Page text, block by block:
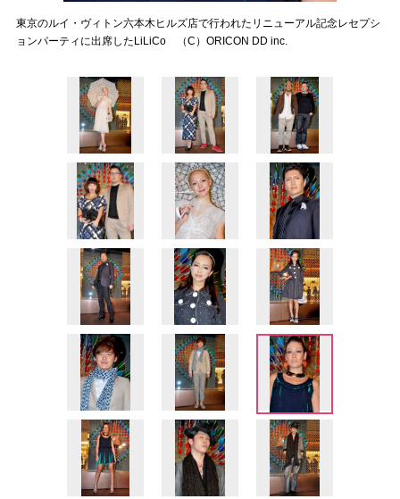
東京のルイ・ヴィトン六本木ヒルズ店で行われたリニューアル記念レセプシ
ョンパーティに出席したLiLiCo （C）ORICON DD inc.